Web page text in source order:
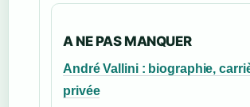
A NE PAS MANQUER
André Vallini : biographie,
privée